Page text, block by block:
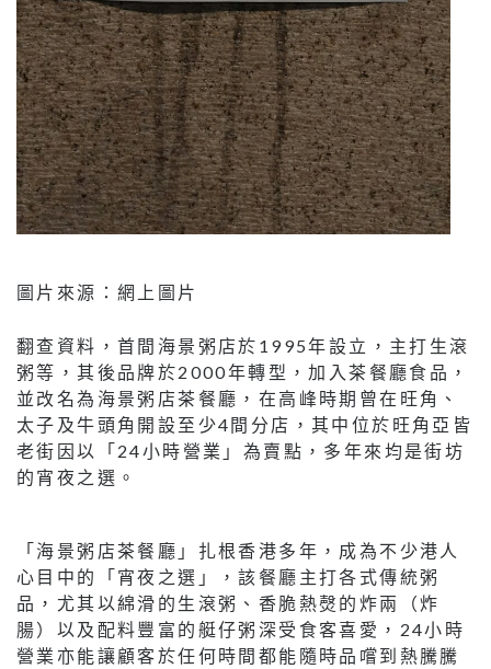
圖片來源：網上圖片
翻查資料，首間海景粥店於1995年設立，主打生滾
粥等，其後品牌於2000年轉型，加入茶餐廳食品，
並改名為海景粥店茶餐廳，在高峰時期曾在旺角、
太子及牛頭角開設至少4間分店，其中位於旺角亞皆
老街因以「24小時營業」為賣點，多年來均是街坊
的宵夜之選。
「海景粥店茶餐廳」扎根香港多年，成為不少港人
心目中的「宵夜之選」，該餐廳主打各式傳統粥
品，尤其以綿滑的生滾粥、香脆熱㷫的炸兩（炸
腸）以及配料豐富的艇仔粥深受食客喜愛，24小時
營業亦能讓顧客於任何時間都能隨時品嚐到熱騰騰